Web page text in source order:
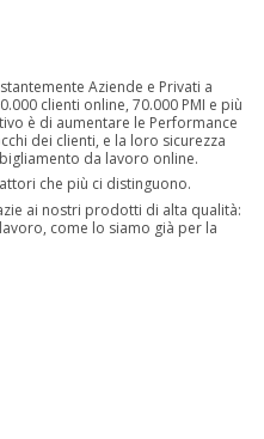
Aziende e Privati a
clienti online, 70.000 PMI e più
è di aumentare le Performance
dei clienti, e la loro sicurezza
da lavoro online.
che più ci distinguono.
ai nostri prodotti di alta qualità:
come lo siamo già per la